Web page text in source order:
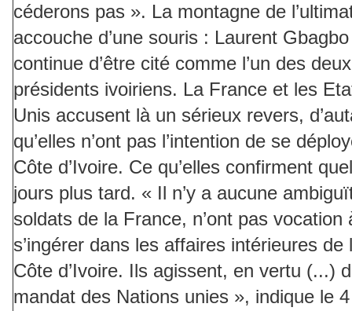
céderons pas ». La montagne de
accouche d’une souris : Laurent Gbagbo
continue d’être cité comme l’un des deux
présidents ivoiriens. La France et les
Unis accusent là un sérieux revers,
qu’elles n’ont pas l’intention de se
Côte d’Ivoire. Ce qu’elles confirment
jours plus tard. « Il n’y a aucune
soldats de la France, n’ont pas vocation
s’ingérer dans les affaires intérieures de
Côte d’Ivoire. Ils agissent, en vertu (...)
mandat des Nations unies », indique le 4